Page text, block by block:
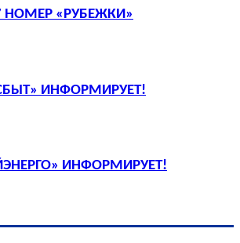
НОМЕР «РУБЕЖКИ»
ИНФОРМИРУЕТ!
ИНФОРМИРУЕТ!